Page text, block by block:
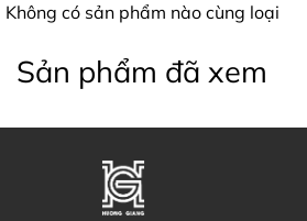
Không có sản phẩm nào cùng loại
Sản phẩm đã xem